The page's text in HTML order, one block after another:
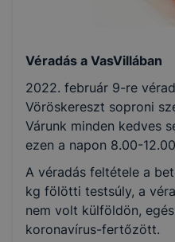
Véradás a VasVillában
2022. február 9-re
Vöröskereszt soproni
Várunk minden kedves
ezen a napon 8.00-
A véradás feltétele a
kg fölötti testsúly, a
nem volt külföldön,
koronavírus-fertőzött.